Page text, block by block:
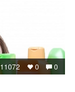
0
0
11072